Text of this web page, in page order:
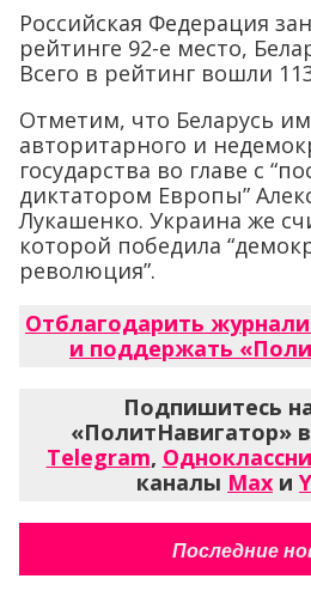
Российская Федерация
рейтинге 92-е место,
Всего в рейтинг вошли
Отметим, что Беларусь
авторитарного и
государства во главе с
диктатором Европы”
Лукашенко. Украина же
которой победила
революция”.
Отблагодарить
и поддержать
Подпишитесь
«ПолитНавигатор» в
Telegram,
каналы Max и
Последние